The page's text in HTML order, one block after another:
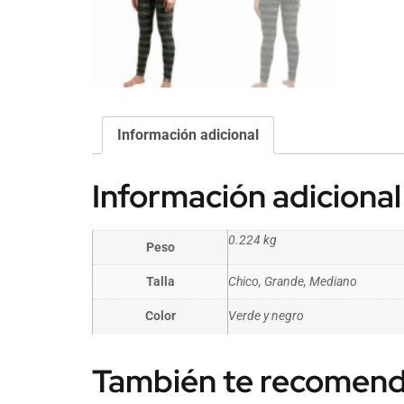
Información adicional
Información adicional
Peso 0.224 kg
Talla Chico, Grande, Mediano
Color Verde y negro
También te